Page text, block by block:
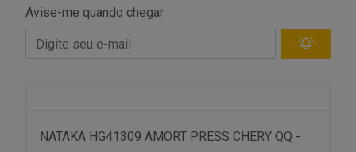
Avise-me quando chegar
NATAKA HG41309 AMORT PRESS CHERY QQ -